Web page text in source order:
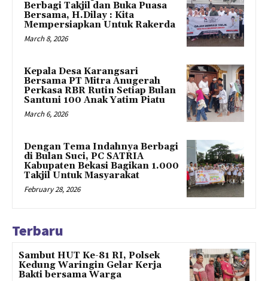
Berbagi Takjil dan Buka Puasa
Bersama, H.Dilay : Kita
Mempersiapkan Untuk Rakerda
March 8, 2026
Kepala Desa Karangsari
Bersama PT Mitra Anugerah
Perkasa RBR Rutin Setiap Bulan
Santuni 100 Anak Yatim Piatu
March 6, 2026
Dengan Tema Indahnya Berbagi
di Bulan Suci, PC SATRIA
Kabupaten Bekasi Bagikan 1.000
Takjil Untuk Masyarakat
February 28, 2026
Terbaru
Sambut HUT Ke-81 RI, Polsek
Kedung Waringin Gelar Kerja
Bakti bersama Warga